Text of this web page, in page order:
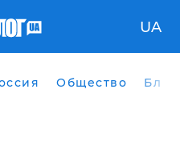
UA
Общество